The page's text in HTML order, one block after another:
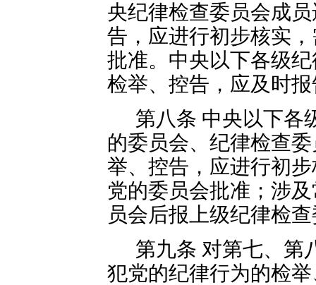
央纪律检查委员会成
告，应进行初步核实
批准。中央以下各级
检举、控告，应及时
第八条 中央以下各
的委员会、纪律检查
举、控告，应进行初
党的委员会批准；涉
员会后报上级纪律检
第九条 对第七、第
犯党的纪律行为的检